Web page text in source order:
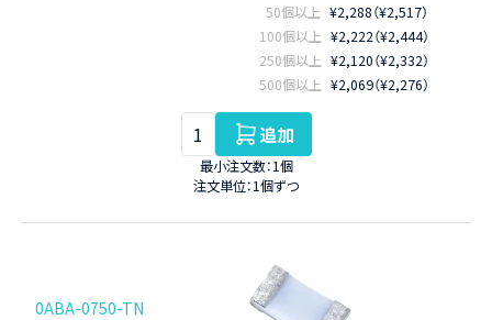
50個以上 ¥2,288（¥2,517）
100個以上 ¥2,222（¥2,444）
250個以上 ¥2,120（¥2,332）
500個以上 ¥2,069（¥2,276）
追加
最小注文数：1個
注文単位：1個ずつ
0ABA-0750-TN